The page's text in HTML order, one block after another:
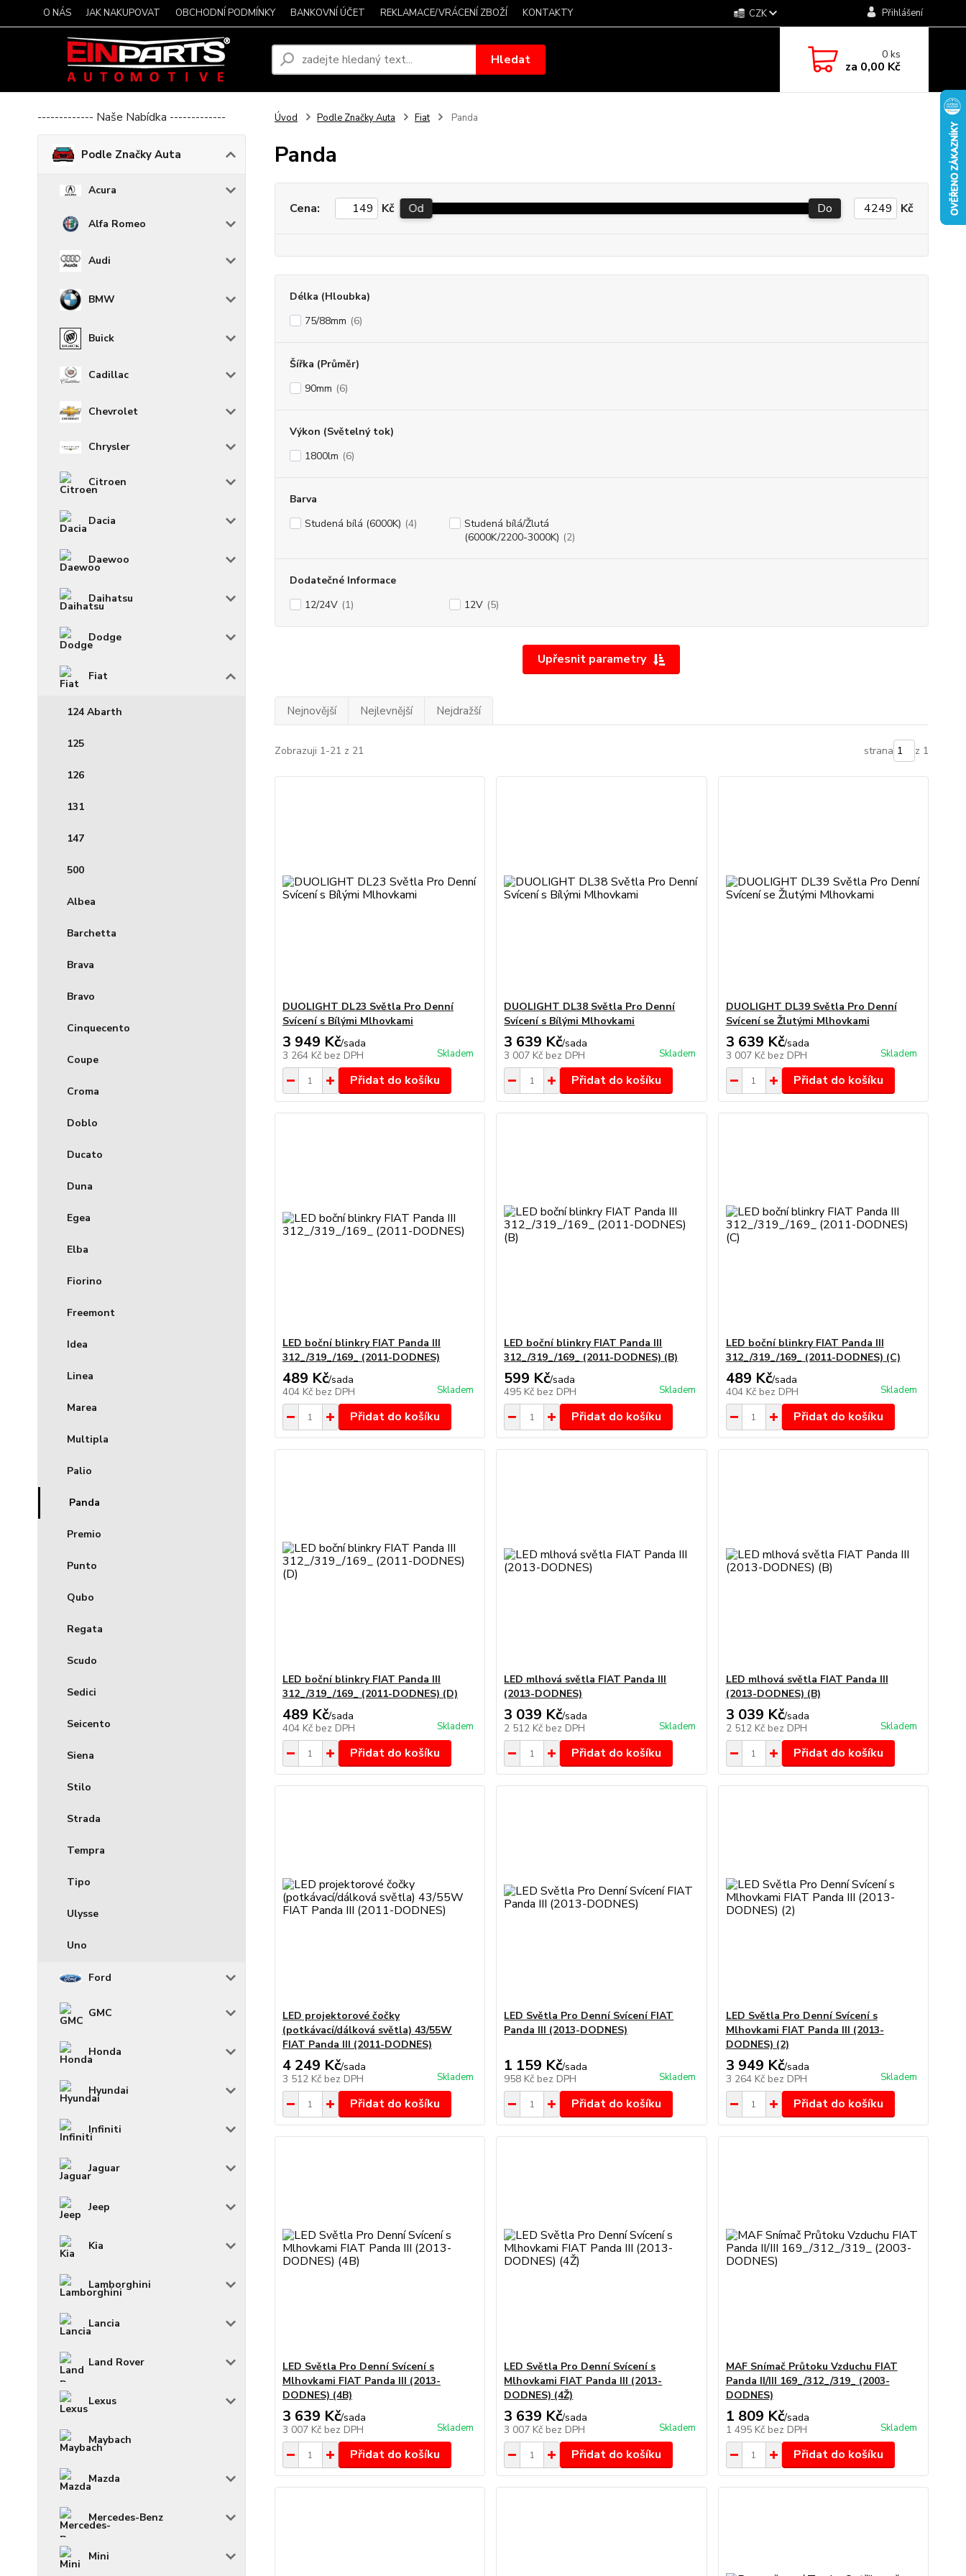
O NÁS JAK NAKUPOVAT OBCHODNÍ PODMÍNKY BANKOVNÍ ÚČET REKLAMACE/VRÁCENÍ ZBOŽÍ KONTAKTY CZK Přihlášení
Hledat 0ks
za 0,00 Kč
------------- Naše Nabídka -------------
Podle Značky Auta
Acura
Alfa Romeo
Audi
BMW
Buick
Cadillac
Chevrolet
Chrysler
Citroen
Dacia
Daewoo
Daihatsu
Dodge
Fiat
124 Abarth
125
126
131
147
500
Albea
Barchetta
Brava
Bravo
Cinquecento
Coupe
Croma
Doblo
Ducato
Duna
Egea
Elba
Fiorino
Freemont
Idea
Linea
Marea
Multipla
Palio
Panda
Premio
Punto
Qubo
Regata
Scudo
Sedici
Seicento
Siena
Stilo
Strada
Tempra
Tipo
Ulysse
Uno
Ford
GMC
Honda
Hyundai
Infiniti
Jaguar
Jeep
Kia
Lamborghini
Lancia
Land Rover
Lexus
Maybach
Mazda
Mercedes-Benz
Mini
Úvod Podle Značky Auta Fiat Panda
Panda
Upřesnit parametry
Cena: Kč Od Do Kč
Délka (Hloubka)
75/88mm (6)
Šířka (Průměr)
90mm (6)
Výkon (Světelný tok)
1800lm (6)
Barva
Studená bílá (6000K) (4)
Studená bílá/Žlutá
(6000K/2200-3000K) (2)
Dodatečné Informace
12/24V (1) 12V (5)
Nejnovější Nejlevnější Nejdražší
Zobrazuji 1-21 z 21 strana z 1
DUOLIGHT DL23 Světla Pro Denní
Svícení s Bílými Mlhovkami
3 949 Kč/sada
3 264 Kč bez DPH Skladem
Přidat do košíku
DUOLIGHT DL38 Světla Pro Denní
Svícení s Bílými Mlhovkami
3 639 Kč/sada
3 007 Kč bez DPH Skladem
Přidat do košíku
DUOLIGHT DL39 Světla Pro Denní
Svícení se Žlutými Mlhovkami
3 639 Kč/sada
3 007 Kč bez DPH Skladem
Přidat do košíku
LED boční blinkry FIAT Panda III
312_/319_/169_ (2011-DODNES)
489 Kč/sada
404 Kč bez DPH Skladem
Přidat do košíku
LED boční blinkry FIAT Panda III
312_/319_/169_ (2011-DODNES) (B)
599 Kč/sada
495 Kč bez DPH Skladem
Přidat do košíku
LED boční blinkry FIAT Panda III
312_/319_/169_ (2011-DODNES) (C)
489 Kč/sada
404 Kč bez DPH Skladem
Přidat do košíku
LED boční blinkry FIAT Panda III
312_/319_/169_ (2011-DODNES) (D)
489 Kč/sada
404 Kč bez DPH Skladem
Přidat do košíku
LED mlhová světla FIAT Panda III
(2013-DODNES)
3 039 Kč/sada
2 512 Kč bez DPH Skladem
Přidat do košíku
LED mlhová světla FIAT Panda III
(2013-DODNES) (B)
3 039 Kč/sada
2 512 Kč bez DPH Skladem
Přidat do košíku
LED projektorové čočky
(potkávací/dálková světla) 43/55W
FIAT Panda III (2011-DODNES)
4 249 Kč/sada
3 512 Kč bez DPH Skladem
Přidat do košíku
LED Světla Pro Denní Svícení FIAT
Panda III (2013-DODNES)
1 159 Kč/sada
958 Kč bez DPH Skladem
Přidat do košíku
LED Světla Pro Denní Svícení s
Mlhovkami FIAT Panda III (2013-
DODNES) (2)
3 949 Kč/sada
3 264 Kč bez DPH Skladem
Přidat do košíku
LED Světla Pro Denní Svícení s
Mlhovkami FIAT Panda III (2013-
DODNES) (4B)
3 639 Kč/sada
3 007 Kč bez DPH Skladem
Přidat do košíku
LED Světla Pro Denní Svícení s
Mlhovkami FIAT Panda III (2013-
DODNES) (4Ž)
3 639 Kč/sada
3 007 Kč bez DPH Skladem
Přidat do košíku
MAF Snímač Průtoku Vzduchu FIAT
Panda II/III 169_/312_/319_ (2003-
DODNES)
1 809 Kč/sada
1 495 Kč bez DPH Skladem
Přidat do košíku